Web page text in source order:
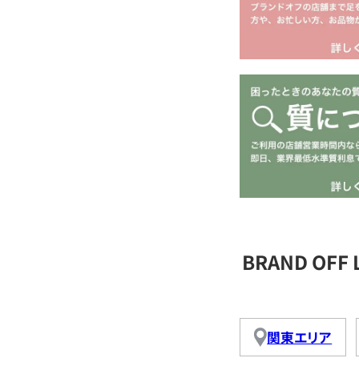
BRAND
関東エリア